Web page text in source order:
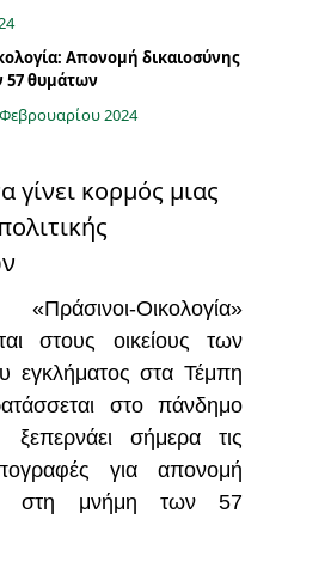
Απονομή δικαιοσύνης
57 θυμάτων
2024
γίνει κορμός μιας
Οικολογία»
στους οικείους των
εγκλήματος στα Τέμπη
στο πάνδημο
ξεπερνάει σήμερα τις
για απονομή
στη μνήμη των 57